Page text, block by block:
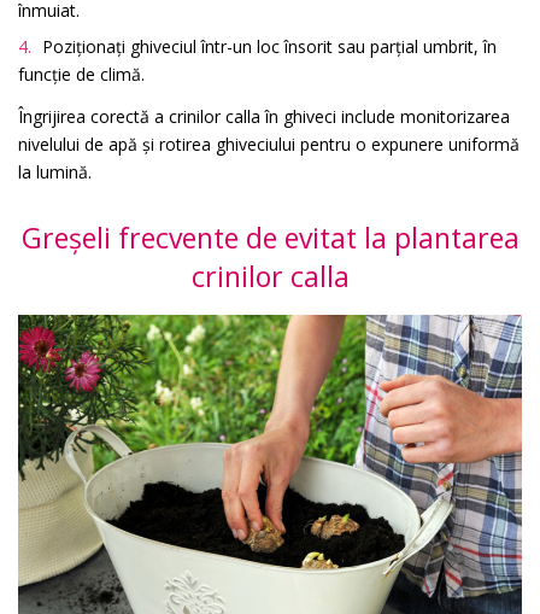
înmuiat.
Poziționați ghiveciul într-un loc însorit sau parțial umbrit, în
funcție de climă.
Îngrijirea corectă a crinilor calla în ghiveci include monitorizarea
nivelului de apă și rotirea ghiveciului pentru o expunere uniformă
la lumină.
Greșeli frecvente de evitat la plantarea
crinilor calla